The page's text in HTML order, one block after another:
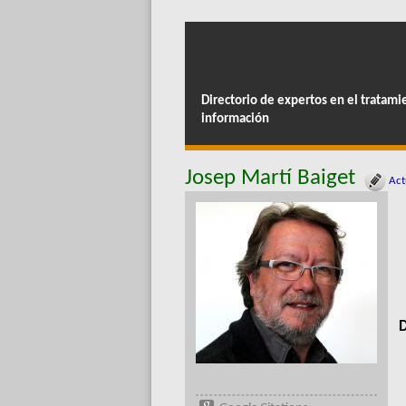
Directorio de expertos en el
información
Josep Martí Baiget